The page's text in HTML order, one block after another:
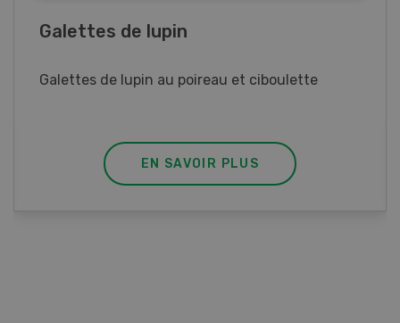
Rouleaux de printemps
Rouleaux de printemps aux poulet
EN SAVOIR PLUS